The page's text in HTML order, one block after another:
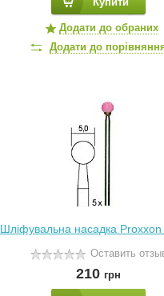
Додати до обраних
Додати до
Шліфувальна насадка
Оставить
210 грн